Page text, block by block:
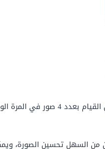
من أدوات الذكاء الاصطناعي الأكثر شهرة لإنشاء
من السهل تحسين الصورة،